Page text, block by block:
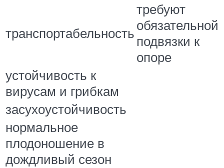
транспортабельность
требуют
обязательной
подвязки к
опоре
устойчивость к
вирусам и грибкам
засухоустойчивость
нормальное
плодоношение в
дождливый сезон